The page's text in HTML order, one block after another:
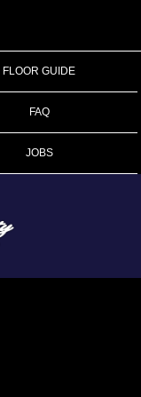
FLOOR GUIDE
FAQ
JOBS